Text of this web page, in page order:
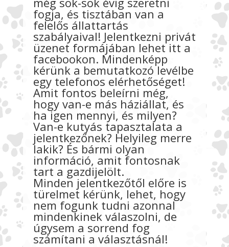
fogja, és tisztában van a
felelős állattartás
szabályaival! Jelentkezni privát
üzenet formájában lehet itt a
facebookon. Mindenképp
kérünk a bemutatkozó levélbe
egy telefonos elérhetőséget!
Amit fontos beleírni még,
hogy van-e más háziállat, és
ha igen mennyi, és milyen?
Van-e kutyás tapasztalata a
jelentkezőnek? Helyileg merre
lakik? És bármi olyan
információ, amit fontosnak
tart a gazdijelölt.
Minden jelentkezőtől előre is
türelmet kérünk, lehet, hogy
nem fogunk tudni azonnal
mindenkinek válaszolni, de
úgysem a sorrend fog
számítani a választásnál!